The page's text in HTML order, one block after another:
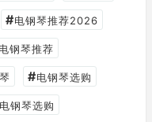
#电钢琴推荐2026
钢琴推荐
#电钢琴选购
钢琴选购